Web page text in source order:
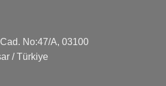
No:47/A, 03100
/ Türkiye